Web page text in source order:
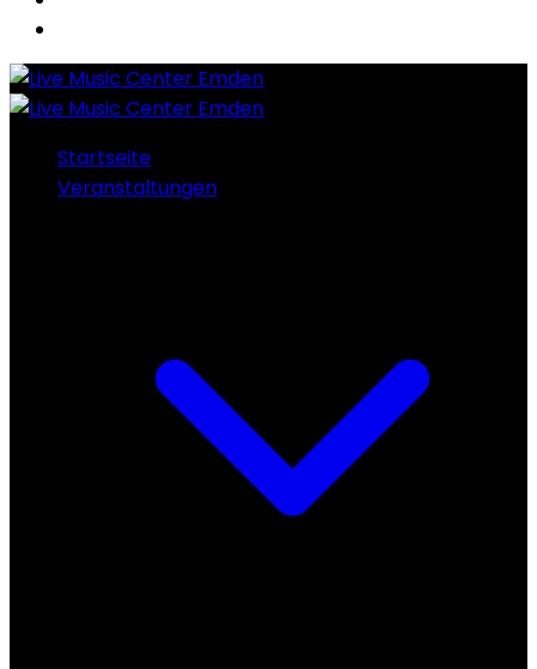
Startseite
Veranstaltungen